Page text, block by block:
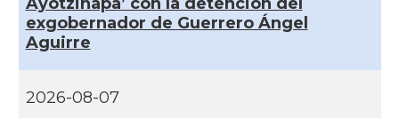
exgobernador de Guerrero Ángel
Aguirre
2026-08-07